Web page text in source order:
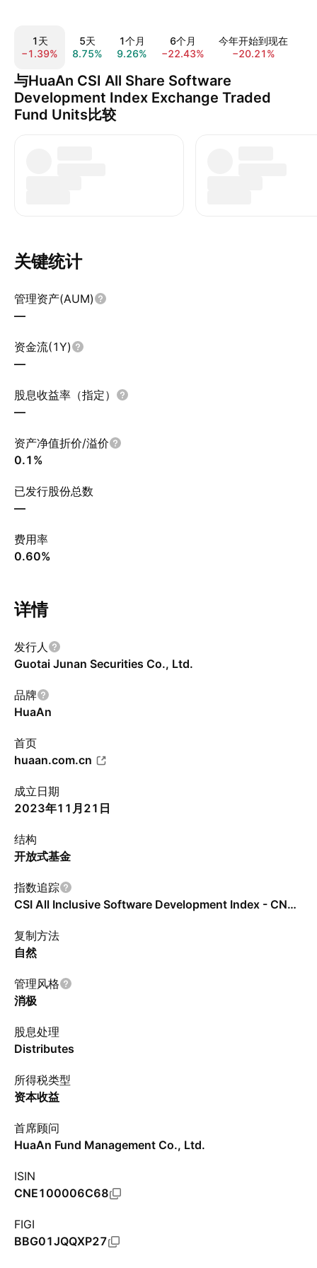
1天
−1.39%
5天
8.75%
1个月
9.26%
6个月
−22.43%
今年开始到现在
−20.21%
与HuaAn CSI All Share Software
Development Index Exchange Traded
Fund Units比较
关键统计
管理资产(AUM)
—
资金流(1Y)
—
股息收益率（指定）
—
资产净值折价/溢价
0.1%
已发行股份总数
—
费用率
0.60%
详情
发行人
Guotai Junan Securities Co., Ltd.
品牌
HuaAn
首页
huaan.com.cn
成立日期
2023年11月21日
结构
开放式基金
指数追踪
CSI All Inclusive Software Development Index - CNY - Benchmark TR Gross
复制方法
自然
管理风格
消极
股息处理
Distributes
所得税类型
资本收益
首席顾问
HuaAn Fund Management Co., Ltd.
ISIN
CNE100006C68
FIGI
BBG01JQQXP27